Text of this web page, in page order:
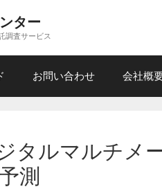
ター
調査サービス
お問い合わせ 会社概
タルマルチメ
測